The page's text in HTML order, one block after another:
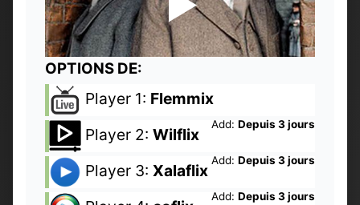
OPTIONS DE:
Player 1: Flemmix
Add: Depuis 3 jours
Player 2: Wilflix
Add: Depuis 3 jours
Player 3: Xalaflix
Add: Depuis 3 jours